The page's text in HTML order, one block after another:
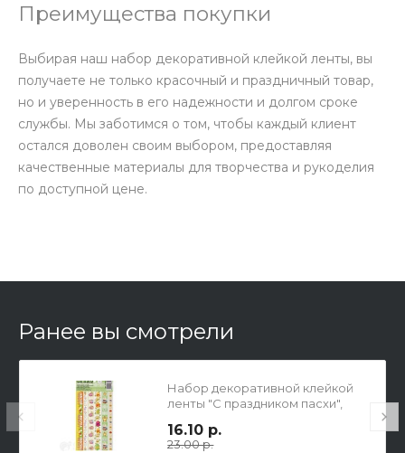
Преимущества покупки
Выбирая наш набор декоративной клейкой ленты, вы
получаете не только красочный и праздничный товар,
но и уверенность в его надежности и долгом сроке
службы. Мы заботимся о том, чтобы каждый клиент
остался доволен своим выбором, предоставляя
качественные материалы для творчества и рукоделия
по доступной цене.
Ранее вы смотрели
Набор декоративной клейкой
ленты "С праздником пасхи",
16.10 р.
23.00 р.